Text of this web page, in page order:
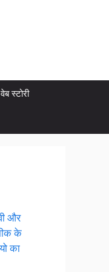
वेब स्टोरी
और
के
का